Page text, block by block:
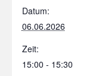
Datum:
06.06.2026
Zeit:
15:00 - 15:30